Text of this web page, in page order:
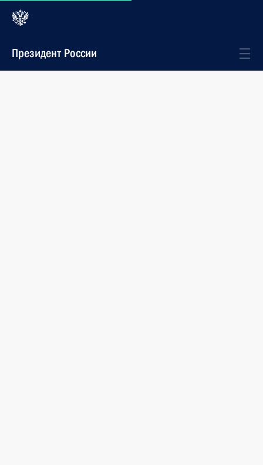
Президент России